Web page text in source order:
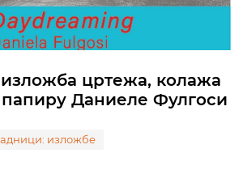
цртежа, колажа
Даниеле Фулгоси
изложбе